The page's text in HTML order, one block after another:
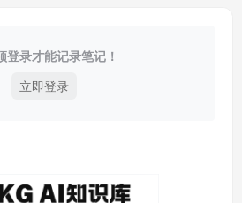
登录才能记录笔记！
立即登录